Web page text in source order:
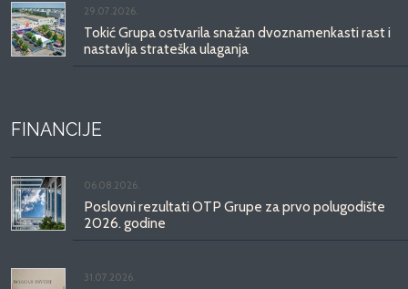
29.07.2026.
Tokić Grupa ostvarila snažan dvoznamenkasti rast i
nastavlja strateška ulaganja
FINANCIJE
06.08.2026.
Poslovni rezultati OTP Grupe za prvo polugodište
2026. godine
31.07.2026.